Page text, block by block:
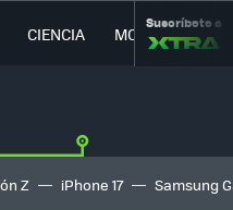
CIENCIA MOVILIDAD
Suscríbete a
Z iPhone 17 Samsung